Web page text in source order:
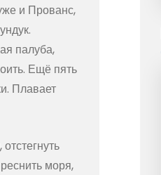
и Прованс,
палуба,
Ещё пять
Плавает
моря,